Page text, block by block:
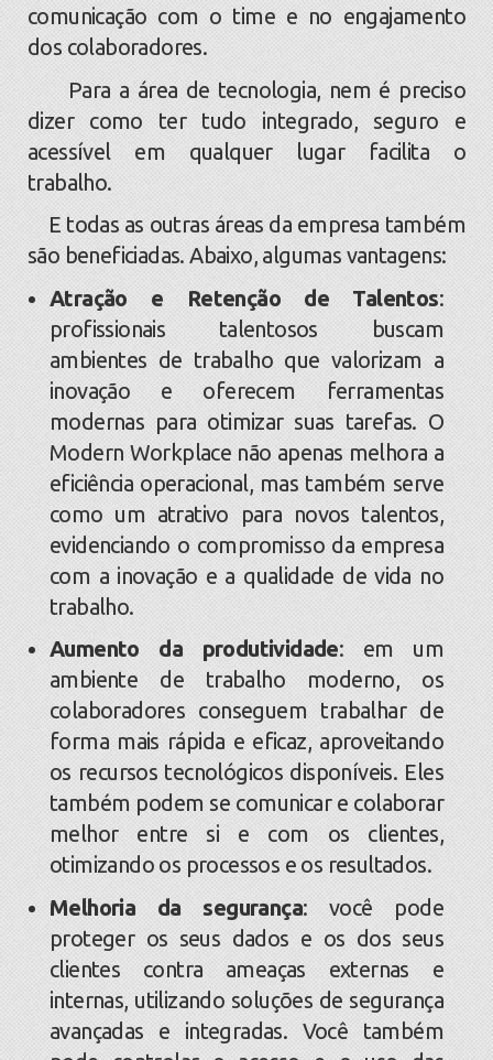
comunicação com o time e no engajamento
dos colaboradores.
Para a área de tecnologia, nem é preciso
dizer como ter tudo integrado, seguro e
acessível em qualquer lugar facilita o
trabalho.
E todas as outras áreas da empresa também
são beneficiadas. Abaixo, algumas vantagens:
Atração e Retenção de Talentos:
profissionais talentosos buscam
ambientes de trabalho que valorizam a
inovação e oferecem ferramentas
modernas para otimizar suas tarefas. O
Modern Workplace não apenas melhora a
eficiência operacional, mas também serve
como um atrativo para novos talentos,
evidenciando o compromisso da empresa
com a inovação e a qualidade de vida no
trabalho.
Aumento da produtividade: em um
ambiente de trabalho moderno, os
colaboradores conseguem trabalhar de
forma mais rápida e eficaz, aproveitando
os recursos tecnológicos disponíveis. Eles
também podem se comunicar e colaborar
melhor entre si e com os clientes,
otimizando os processos e os resultados.
Melhoria da segurança: você pode
proteger os seus dados e os dos seus
clientes contra ameaças externas e
internas, utilizando soluções de segurança
avançadas e integradas. Você também